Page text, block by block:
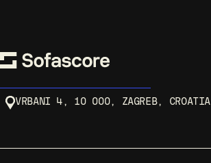
VRBANI 4, 10 000, ZAGREB, CROATIA